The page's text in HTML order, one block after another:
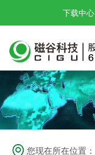
下载中心
您现在所在位置：